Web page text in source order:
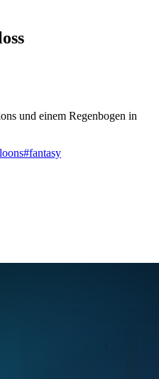
und einem Regenbogen in
#fantasy